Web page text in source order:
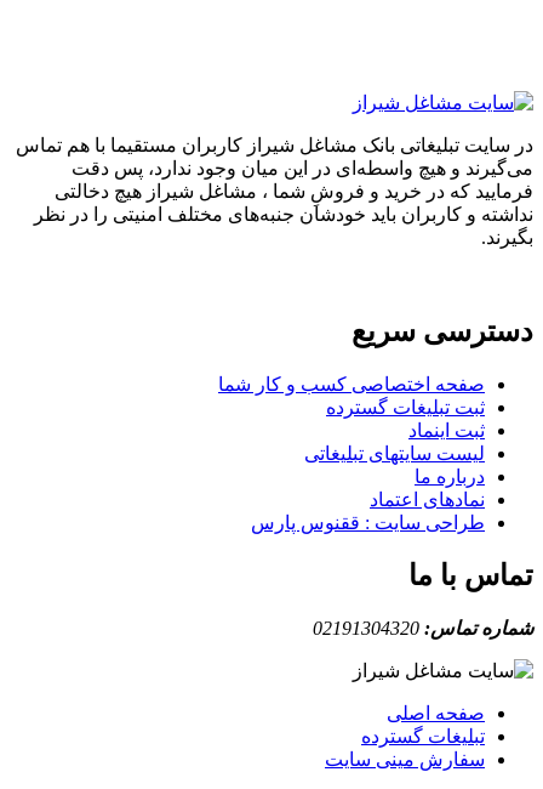
در سایت تبلیغاتی بانک مشاغل شیراز کاربران مستقیما با هم تماس
می‌گیرند و هیچ واسطه‌ای در این میان وجود ندارد، پس دقت
فرمایید که در خرید و فروشِ شما ، مشاغل شیراز هیچ دخالتی
نداشته و کاربران باید خودشان جنبه‌های مختلف امنیتی را در نظر
بگیرند.
دسترسی سریع
صفحه اختصاصی کسب و کار شما
ثبت تبلیغات گسترده
ثبت اینماد
لیست سایتهای تبلیغاتی
درباره ما
نمادهای اعتماد
طراحی سایت : ققنوس پارس
تماس با ما
شماره تماس: 02191304320
صفحه اصلی
تبلیغات گسترده
سفارش مینی سایت